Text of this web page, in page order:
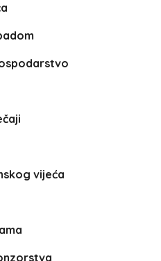
vijeća